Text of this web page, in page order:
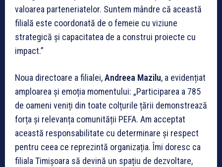
valoarea parteneriatelor. Suntem mândre că această
filială este coordonată de o femeie cu viziune
strategică și capacitatea de a construi proiecte cu
impact.”
Noua directoare a filialei,Andreea Mazilu, a evidențiat
amploarea și emoția momentului: „Participarea a 785
de oameni veniți din toate colțurile țării demonstrează
forța și relevanța comunității PEFA. Am acceptat
această responsabilitate cu determinare și respect
pentru ceea ce reprezintă organizația. Îmi doresc ca
filiala Timișoara să devină un spațiu de dezvoltare,